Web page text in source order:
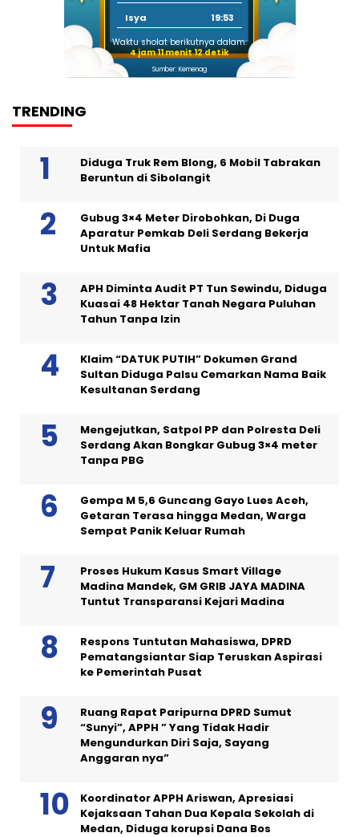
Isya
19:53
Waktu sholat berikutnya dalam:
4 jam 11 menit 11 detik
Sumber: Kemenag
TRENDING
Diduga Truk Rem Blong, 6 Mobil Tabrakan
Beruntun di Sibolangit
Gubug 3×4 Meter Dirobohkan, Di Duga
Aparatur Pemkab Deli Serdang Bekerja
Untuk Mafia
APH Diminta Audit PT Tun Sewindu, Diduga
Kuasai 48 Hektar Tanah Negara Puluhan
Tahun Tanpa Izin
Klaim “DATUK PUTIH” Dokumen Grand
Sultan Diduga Palsu Cemarkan Nama Baik
Kesultanan Serdang
Mengejutkan, Satpol PP dan Polresta Deli
Serdang Akan Bongkar Gubug 3×4 meter
Tanpa PBG
Gempa M 5,6 Guncang Gayo Lues Aceh,
Getaran Terasa hingga Medan, Warga
Sempat Panik Keluar Rumah
Proses Hukum Kasus Smart Village
Madina Mandek, GM GRIB JAYA MADINA
Tuntut Transparansi Kejari Madina
Respons Tuntutan Mahasiswa, DPRD
Pematangsiantar Siap Teruskan Aspirasi
ke Pemerintah Pusat
Ruang Rapat Paripurna DPRD Sumut
“Sunyi”, APPH ” Yang Tidak Hadir
Mengundurkan Diri Saja, Sayang
Anggaran nya”
Koordinator APPH Ariswan, Apresiasi
Kejaksaan Tahan Dua Kepala Sekolah di
Medan, Diduga korupsi Dana Bos